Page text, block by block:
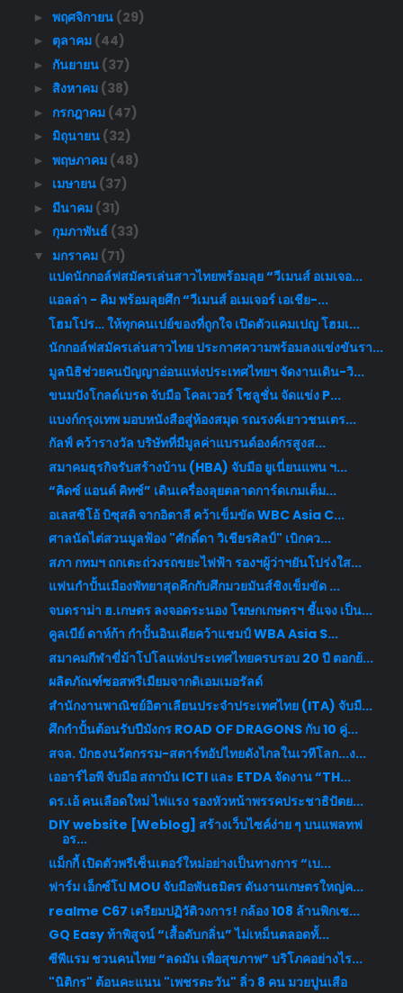
► พฤศจิกายน (29)
► ตุลาคม (44)
► กันยายน (37)
► สิงหาคม (38)
► กรกฎาคม (47)
► มิถุนายน (32)
► พฤษภาคม (48)
► เมษายน (37)
► มีนาคม (31)
► กุมภาพันธ์ (33)
▼ มกราคม (71)
แปดนักกอล์ฟสมัครเล่นสาวไทยพร้อมลุย “วีเมนส์ อเมเจอ...
แอลล่า - คิม พร้อมลุยศึก “วีเมนส์ อเมเจอร์ เอเชีย-...
โฮมโปร… ให้ทุกคนเปย์ของที่ถูกใจ เปิดตัวแคมเปญ โฮมเ...
นักกอล์ฟสมัครเล่นสาวไทย ประกาศความพร้อมลงแข่งขันรา...
มูลนิธิช่วยคนปัญญาอ่อนแห่งประเทศไทยฯ จัดงานเดิน-วิ...
ขนมปังโกลด์เบรด จับมือ โคลเวอร์ โซลูชั่น จัดแข่ง P...
แบงก์กรุงเทพ มอบหนังสือสู่ห้องสมุด รณรงค์เยาวชนเตร...
กัลฟ์ คว้ารางวัล บริษัทที่มีมูลค่าแบรนด์องค์กรสูงส...
สมาคมธุรกิจรับสร้างบ้าน (HBA) จับมือ ยูเนี่ยนแพน ฯ...
“คิดซ์ แอนด์ คิทซ์” เดินเครื่องลุยตลาดการ์ดเกมเต็ม...
อเลสซิโอ้ บิซุสติ จากอิตาลี คว้าเข็มขัด WBC Asia C...
ศาลนัดไต่สวนมูลฟ้อง "ศักดิ์ดา วิเชียรศิลป์" เบิกคว...
สภา กทมฯ ถกเตะถ่วงรถขยะไฟฟ้า รองฯผู้ว่าฯยันโปร่งใส...
แฟนกำปั้นเมืองพัทยาสุดคึกกับศึกมวยมันส์ชิงเข็มขัด ...
จบดราม่า ฮ.เกษตร ลงจอดระนอง โฆษกเกษตรฯ ชี้แจง เป็น...
คูลเบีย์ ดาห์ก้า กำปั้นอินเดียคว้าแชมป์ WBA Asia S...
สมาคมกีฬาขี่ม้าโปโลแห่งประเทศไทยครบรอบ 20 ปี ตอกย้...
ผลิตภัณฑ์ซอสพรีเมียมจากดิเอมเมอรัลด์
สำนักงานพาณิชย์อิตาเลียนประจำประเทศไทย (ITA) จับมื...
ศึกกำปั้นต้อนรับปีมังกร ROAD OF DRAGONS กับ 10 คู่...
สจล. ปักธงนวัตกรรม-สตาร์ทอัปไทยดังไกลในเวทีโลก...ง...
เออาร์ไอพี จับมือ สถาบัน ICTI และ ETDA จัดงาน “TH...
ดร.เอ้ คนเลือดใหม่ ไฟแรง รองหัวหน้าพรรคประชาธิปัตย...
DIY website [Weblog] สร้างเว็บไซค์ง่าย ๆ บนแพลทฟ
อร...
แม็กกี้ เปิดตัวพรีเซ็นเตอร์ใหม่อย่างเป็นทางการ “เบ...
ฟาร์ม เอ็กซ์โป MOU จับมือพันธมิตร ดันงานเกษตรใหญ่ค...
realme C67 เตรียมปฏิวัติวงการ! กล้อง 108 ล้านพิกเซ...
GQ Easy ท้าพิสูจน์ “เสื้อดับกลิ่น” ไม่เหม็นตลอดทั้...
ซีพีแรม ชวนคนไทย “ลดมัน เพื่อสุขภาพ” บริโภคอย่างไร...
"นิติกร" ต้อนคะแนน "เพชรตะวัน" ลิ่ว 8 คน มวยปูนเสือ